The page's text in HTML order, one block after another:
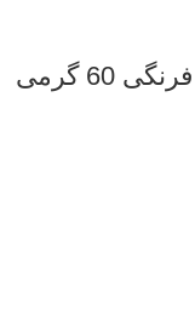
آدامس منتوس بشکه طعم توت فرنگی 60 گرمی